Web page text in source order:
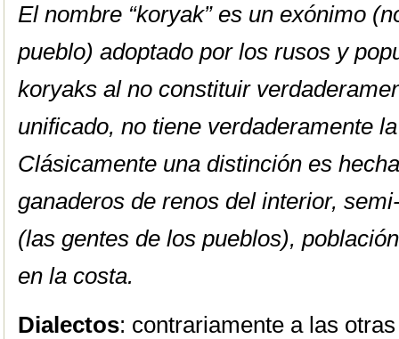
El nombre “koryak” es un exónimo
pueblo) adoptado por los rusos y
koryaks al no constituir
unificado, no tiene verdaderamente
Clásicamente una distinción es
ganaderos de renos del interior,
(las gentes de los pueblos),
en la costa.
Dialectos: contrariamente a las